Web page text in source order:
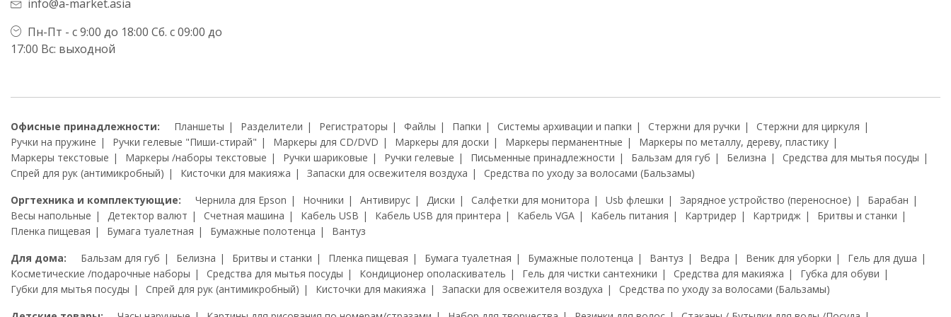
info@a-market.asia
Пн-Пт - с 9:00 до 18:00 Сб. с 09:00 до
17:00 Вс: выходной
Офисные принадлежности: Планшеты Разделители Регистраторы Файлы Папки Системы архивации и папки Стержни для ручки
Стержни для циркуля
Ручки на пружине
Ручки гелевые "Пиши-стирай" Маркеры для CD/DVD Маркеры для доски Маркеры перманентные
Маркеры по металлу, дереву, пластику
Маркеры текстовые
Маркеры /наборы текстовые Ручки шариковые Ручки гелевые Письменные принадлежности Бальзам для губ Белизна
Средства для мытья посуды
Спрей для рук (антимикробный)
Кисточки для макияжа Запаски для освежителя воздуха
Средства по уходу за волосами (Бальзамы)
Оргтехника и комплектующие:
Чернила для Epson Ночники Антивирус Диски Салфетки для монитора Usb флешки Зарядное устройство (переносное)
Барабан
Весы напольные
Детектор валют Счетная машина Кабель USB Кабель USB для принтера Кабель VGA Кабель питания Картридер Картридж
Бритвы и станки
Пленка пищевая
Бумага туалетная Бумажные полотенца
Вантуз
Для дома:
Бальзам для губ Белизна Бритвы и станки Пленка пищевая Бумага туалетная Бумажные полотенца Вантуз Ведра Веник для уборки
Гель для душа
Косметические /подарочные наборы
Средства для мытья посуды Кондиционер ополаскиватель Гель для чистки сантехники Средства для макияжа
Губка для обуви
Губки для мытья посуды
Спрей для рук (антимикробный) Кисточки для макияжа Запаски для освежителя воздуха
Средства по уходу за волосами (Бальзамы)